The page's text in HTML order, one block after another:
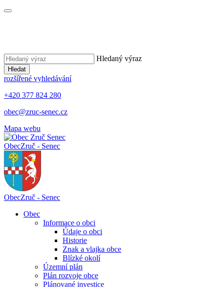
Hledaný výraz
Hledat
rozšířené vyhledávání
+420 377 824 280
obec@zruc-senec.cz
Mapa webu
ObecZruč - Senec
ObecZruč - Senec
Obec
Informace o obci
Údaje o obci
Historie
Znak a vlajka obce
Blízké okolí
Územní plán
Plán rozvoje obce
Plánované investice